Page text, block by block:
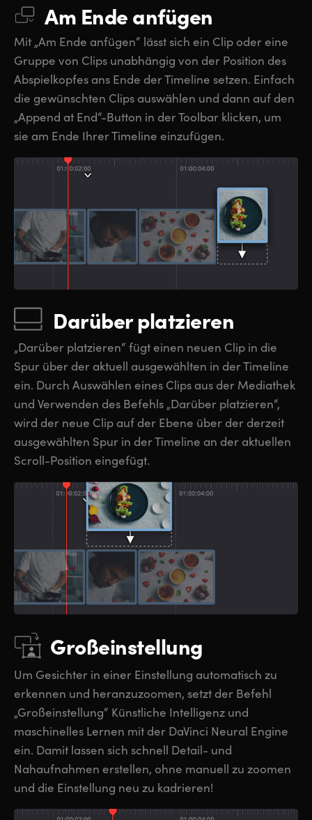
Am Ende anfügen
Mit „Am Ende anfügen“ lässt sich ein Clip oder eine
Gruppe von Clips unabhängig von der Position des
Abspielkopfes ans Ende der Timeline setzen. Einfach
die gewünschten Clips auswählen und dann auf den
„Append at End“-Button in der Toolbar klicken, um
sie am Ende Ihrer Timeline einzufügen.
Darüber platzieren
„Darüber platzieren“ fügt einen neuen Clip in die
Spur über der aktuell ausgewählten in der Timeline
ein. Durch Auswählen eines Clips aus der Mediathek
und Verwenden des Befehls „Darüber platzieren“,
wird der neue Clip auf der Ebene über der derzeit
ausgewählten Spur in der Timeline an der aktuellen
Scroll-Position eingefügt.
Großeinstellung
Um Gesichter in einer Einstellung automatisch zu
erkennen und heranzuzoomen, setzt der Befehl
„Großeinstellung“ Künstliche Intelligenz und
maschinelles Lernen mit der DaVinci Neural Engine
ein. Damit lassen sich schnell Detail- und
Nahaufnahmen erstellen, ohne manuell zu zoomen
und die Einstellung neu zu kadrieren!